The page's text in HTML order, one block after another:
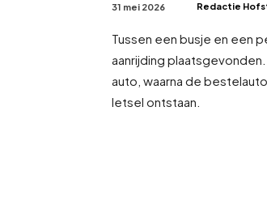
31 mei 2026 Redactie
Tussen een busje en een
aanrijding
auto, waarna de
letsel ontstaan.